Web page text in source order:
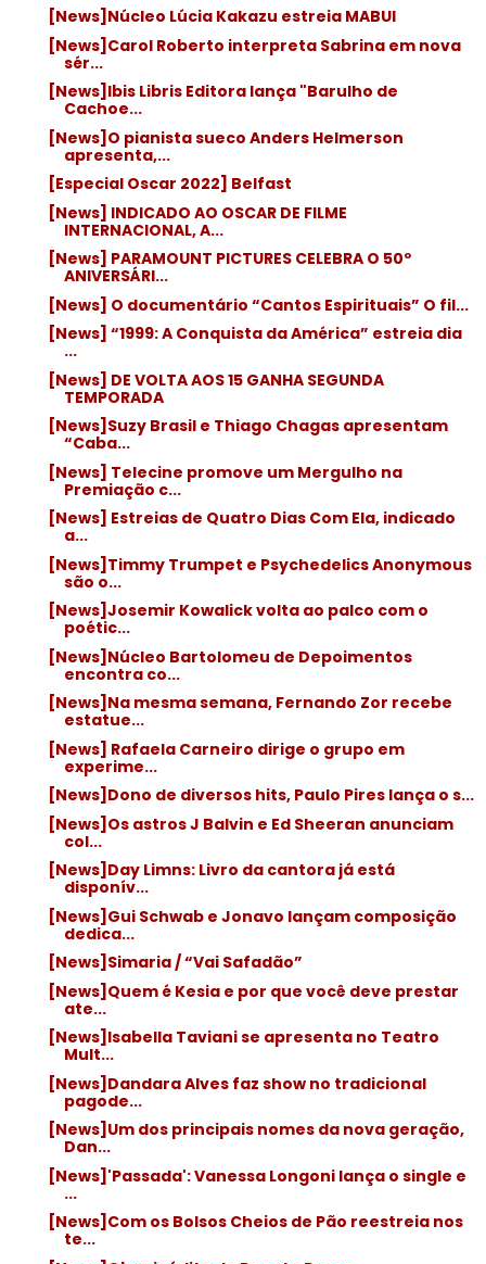
[News]Núcleo Lúcia Kakazu estreia MABUI
[News]Carol Roberto interpreta Sabrina em nova
sér...
[News]Ibis Libris Editora lança "Barulho de
Cachoe...
[News]O pianista sueco Anders Helmerson
apresenta,...
[Especial Oscar 2022] Belfast
[News] INDICADO AO OSCAR DE FILME
INTERNACIONAL, A...
[News] PARAMOUNT PICTURES CELEBRA O 50º
ANIVERSÁRI...
[News] O documentário “Cantos Espirituais” O fil...
[News] “1999: A Conquista da América” estreia dia
...
[News] DE VOLTA AOS 15 GANHA SEGUNDA
TEMPORADA
[News]Suzy Brasil e Thiago Chagas apresentam
“Caba...
[News] Telecine promove um Mergulho na
Premiação c...
[News] Estreias de Quatro Dias Com Ela, indicado
a...
[News]Timmy Trumpet e Psychedelics Anonymous
são o...
[News]Josemir Kowalick volta ao palco com o
poétic...
[News]Núcleo Bartolomeu de Depoimentos
encontra co...
[News]Na mesma semana, Fernando Zor recebe
estatue...
[News] Rafaela Carneiro dirige o grupo em
experime...
[News]Dono de diversos hits, Paulo Pires lança o s...
[News]Os astros J Balvin e Ed Sheeran anunciam
col...
[News]Day Limns: Livro da cantora já está
disponív...
[News]Gui Schwab e Jonavo lançam composição
dedica...
[News]Simaria / “Vai Safadão”
[News]Quem é Kesia e por que você deve prestar
ate...
[News]Isabella Taviani se apresenta no Teatro
Mult...
[News]Dandara Alves faz show no tradicional
pagode...
[News]Um dos principais nomes da nova geração,
Dan...
[News]'Passada': Vanessa Longoni lança o single e
...
[News]Com os Bolsos Cheios de Pão reestreia nos
te...